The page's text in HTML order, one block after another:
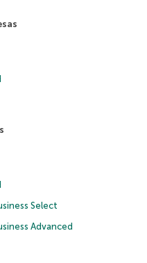
Select
Advanced